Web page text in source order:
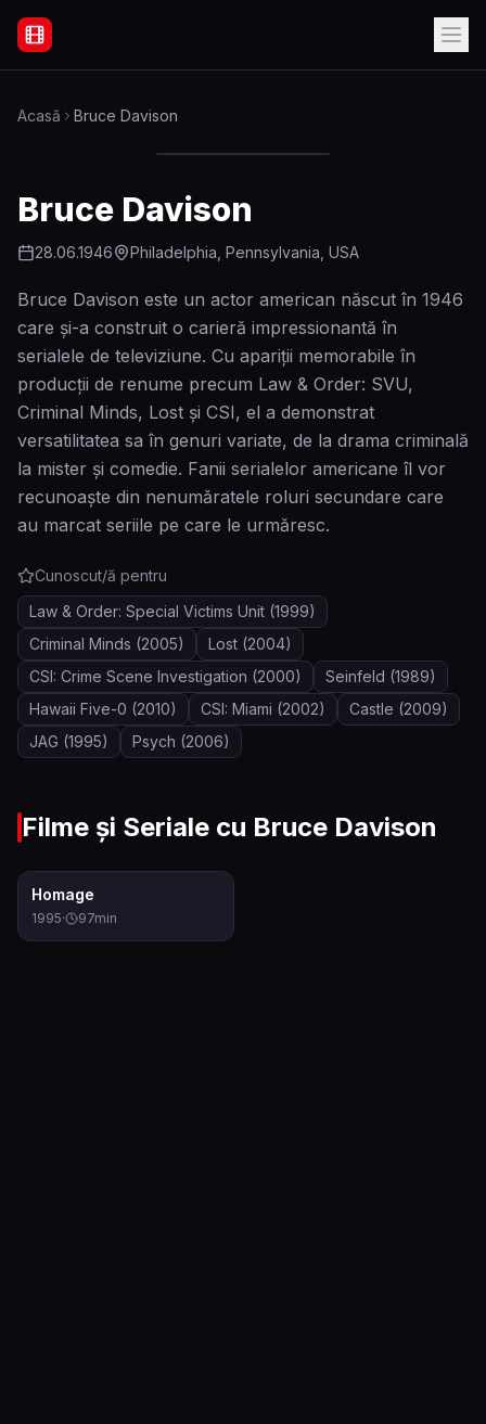
Filme Online Subtitrate - Acasă
Acasă Bruce Davison
Bruce Davison
28.06.1946 Philadelphia, Pennsylvania, USA
Bruce Davison este un actor american născut în 1946
care și-a construit o carieră impressionantă în
serialele de televiziune. Cu apariții memorabile în
producții de renume precum Law & Order: SVU,
Criminal Minds, Lost și CSI, el a demonstrat
versatilitatea sa în genuri variate, de la drama criminală
la mister și comedie. Fanii serialelor americane îl vor
recunoaște din nenumăratele roluri secundare care
au marcat seriile pe care le urmăresc.
Cunoscut/ă pentru
Law & Order: Special Victims Unit (1999)
Criminal Minds (2005) Lost (2004)
CSI: Crime Scene Investigation (2000) Seinfeld (1989)
Hawaii Five-0 (2010) CSI: Miami (2002) Castle (2009)
JAG (1995) Psych (2006)
Filme și Seriale cu Bruce Davison
Homage
1995· 97min